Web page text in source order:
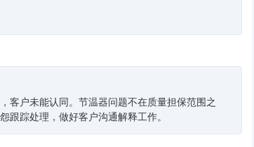
客户未能认同。节温器问题不在质量担保范围之
踪处理，做好客户沟通解释工作。